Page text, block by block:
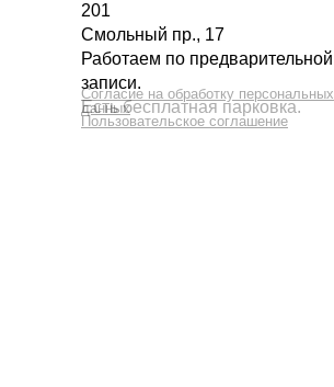
201
Смольный пр., 17
Работаем по предварительной
записи.
Есть бесплатная парковка.
Пользовательское соглашение
Согласие на обработку персональных
данных